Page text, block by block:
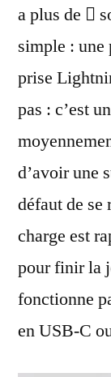
a plus de 
simple :
prise
pas : c’est
d’avoir une
défaut de se
charge est
pour finir la
fonctionne
en USB-C